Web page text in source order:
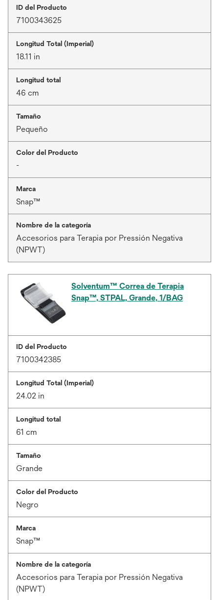
ID del Producto
7100343625
Longitud Total (Imperial)
18.11 in
Longitud total
46 cm
Tamaño
Pequeño
Color del Producto
-
Marca
Snap™
Nombre de la categoría
Accesorios para Terapia por Pressión Negativa
(NPWT)
Solventum™ Correa de Terapia
Snap™, STPAL, Grande, 1/BAG
ID del Producto
7100342385
Longitud Total (Imperial)
24.02 in
Longitud total
61 cm
Tamaño
Grande
Color del Producto
Negro
Marca
Snap™
Nombre de la categoría
Accesorios para Terapia por Pressión Negativa
(NPWT)